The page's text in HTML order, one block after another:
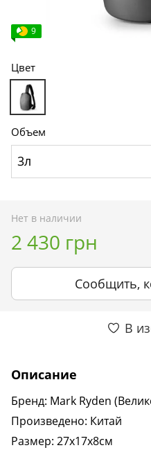
9
Цвет
Объем
3л
Нет в наличии
2 430 грн
Сообщить,
В
Описание
Бренд: Mark Ryden
Произведено: Китай
Размер: 27х17х8см